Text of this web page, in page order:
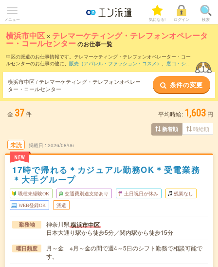
メニュー 気になる! ログイン 検索
横浜市中区 × テレマーケティング・テレフォンオペレータ
ー・コールセンターのお仕事一覧
中区の派遣のお仕事情報です。テレマーケティング・テレフォンオペレーター・コー
ルセンターのお仕事の他に、 販売（アパレル・ファッション・コスメ） 、 窓口・ショ
などのこだわり条件で絞り込んでい
ただけます。職種辞典：テレマーケティング・テレフォンオペレーター・コールセン
ターのお仕事とは？とは？
横浜市中区 / テレマーケティング・テレフォンオペレー
ター・コールセンター
条件の変更
全 37件 平均時給: 1,603 円
新着順 時給順
未読
NEW
掲載日 2026/08/06
17時で帰れる＊カジュアル勤務OK＊受電業務
＊大手グループ
職種未経験OK 交通費別途支給あり 土日祝日が休み 残業なし
WEB登録OK 派遣
勤務地 神奈川県横浜市中区
日本大通り駅から徒歩5分／関内駅から徒歩15分
曜日頻度
月～金 ※月～金の間で週4～5日のシフト勤務で相談可能で
す。